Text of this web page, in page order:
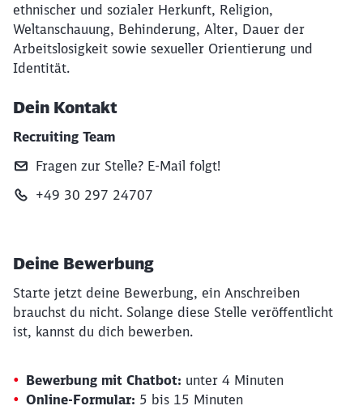
ethnischer und sozialer Herkunft, Religion,
Weltanschauung, Behinderung, Alter, Dauer der
Arbeitslosigkeit sowie sexueller Orientierung und
Identität.
Dein Kontakt
Recruiting Team
Fragen zur Stelle? E‑Mail folgt!
+49 30 297 24707
Deine Bewerbung
Starte jetzt deine Bewerbung, ein Anschreiben
brauchst du nicht. Solange diese Stelle veröffentlicht
ist, kannst du dich bewerben.
Bewerbung mit Chatbot: unter 4 Minuten
Online-Formular: 5 bis 15 Minuten